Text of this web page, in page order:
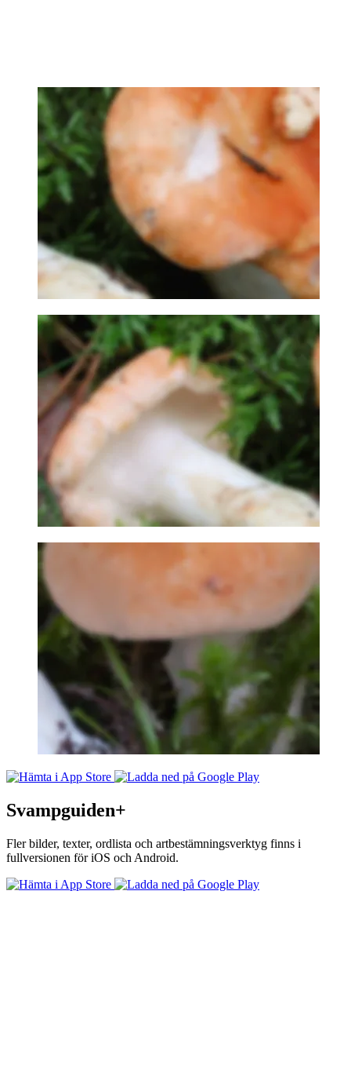
Svampguiden+
Fler bilder, texter, ordlista och artbestämningsverktyg finns i
fullversionen för iOS och Android.